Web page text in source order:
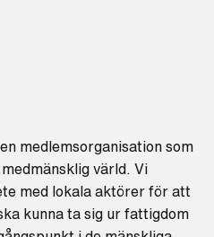
medlemsorganisation som
värld. Vi
med lokala aktörer för att
kunna ta sig ur fattigdom